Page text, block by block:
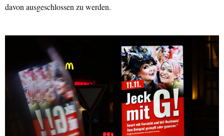
davon ausgeschlossen zu werden.